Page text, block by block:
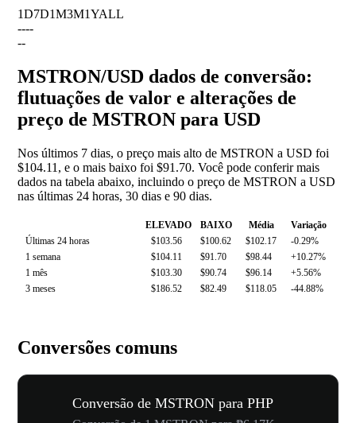
1D7D1M3M1YALL
----
--
MSTRON/USD dados de conversão:
flutuações de valor e alterações de
preço de MSTRON para USD
Nos últimos 7 dias, o preço mais alto de MSTRON a USD foi
$104.11, e o mais baixo foi $91.70. Você pode conferir mais
dados na tabela abaixo, incluindo o preço de MSTRON a USD
nas últimas 24 horas, 30 dias e 90 dias.
ELEVADO BAIXO Média
Variação
Últimas 24 horas
$103.56 $100.62 $102.17
-0.29%
1 semana
$104.11 $91.70 $98.44
+10.27%
1 mês
$103.30 $90.74 $96.14
+5.56%
3 meses
$186.52 $82.49 $118.05 -44.88%
Conversões comuns
Conversão de MSTRON para PHP